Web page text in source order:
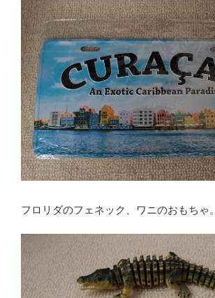
フロリダのフェネック、ワニのおもちゃ。